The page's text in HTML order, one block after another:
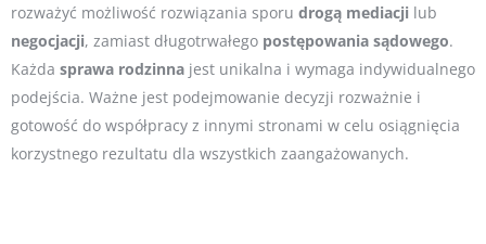
rozważyć możliwość rozwiązania sporu drogą mediacji lub
negocjacji, zamiast długotrwałego postępowania sądowego.
Każda sprawa rodzinna jest unikalna i wymaga indywidualnego
podejścia. Ważne jest podejmowanie decyzji rozważnie i
gotowość do współpracy z innymi stronami w celu osiągnięcia
korzystnego rezultatu dla wszystkich zaangażowanych.